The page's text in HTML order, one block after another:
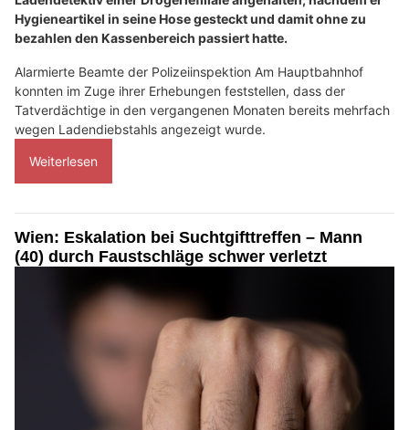
Hygieneartikel in seine Hose gesteckt und damit ohne zu
bezahlen den Kassenbereich passiert hatte.
Alarmierte Beamte der Polizeiinspektion Am Hauptbahnhof
konnten im Zuge ihrer Erhebungen feststellen, dass der
Tatverdächtige in den vergangenen Monaten bereits mehrfach
wegen Ladendiebstahls angezeigt wurde.
Weiterlesen
Wien: Eskalation bei Suchtgifttreffen – Mann
(40) durch Faustschläge schwer verletzt